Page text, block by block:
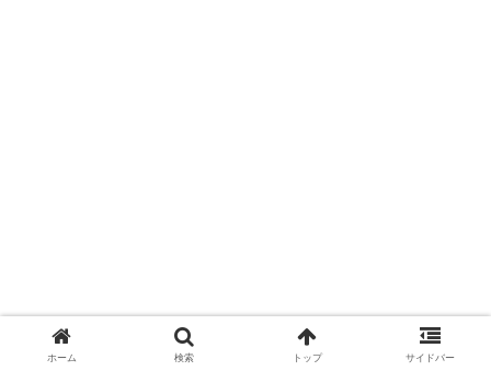
ホーム 検索 トップ サイドバー